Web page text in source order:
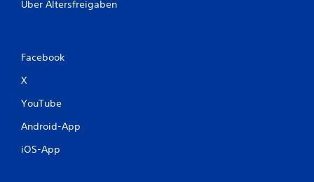
Über Altersfreigaben
Facebook
X
YouTube
Android-App
iOS-App